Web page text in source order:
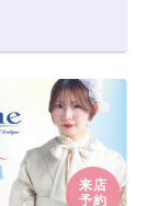
来店
予約